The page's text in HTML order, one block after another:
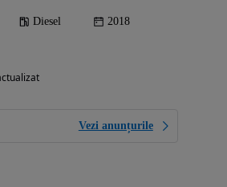
Diesel 2018
Vezi anunțurile